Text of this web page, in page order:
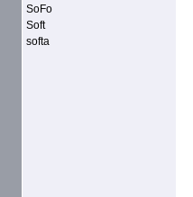
SoFo
Soft
softa